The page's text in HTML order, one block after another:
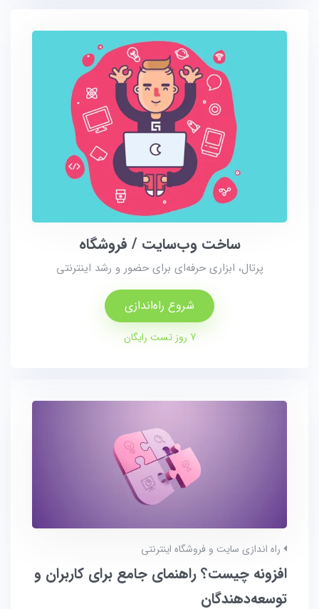
راه اندازی سایت و فروشگاه اینترنتی
افزونه چیست؟ راهنمای جامع برای کاربران و
توسعه‌دهندگان
ساخت وب‌سایت / فروشگاه
پرتال، ابزاری حرفه‌ای برای حضور و رشد اینترنتی
شروع راه‌اندازی
7 روز تست رایگان